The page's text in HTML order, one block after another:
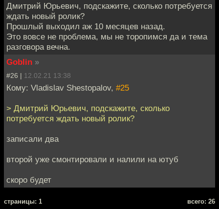
Дмитрий Юрьевич, подскажите, сколько потребуется
ждать новый ролик?
Прошлый выходил аж 10 месяцев назад.
Это вовсе не проблема, мы не торопимся да и тема
разговора вечна.
Goblin »
#26 | 12.02.21 13:38
Кому: Vladislav Shestopalov, #25
> Дмитрий Юрьевич, подскажите, сколько
потребуется ждать новый ролик?
записали два
второй уже смонтировали и налили на ютуб
скоро будет
cтраницы: 1 всего: 26